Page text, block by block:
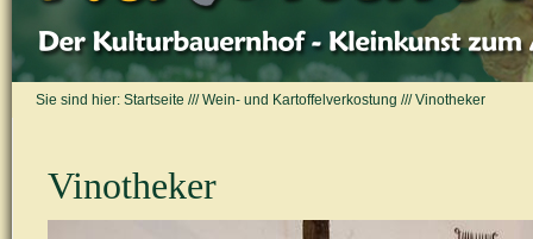
Sie sind hier: Startseite ///Wein- und Kartoffelverkostung ///Vinotheker
Vinotheker